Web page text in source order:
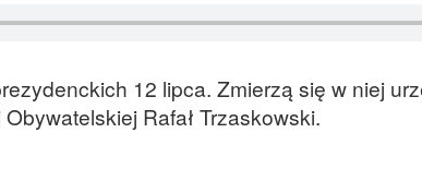
12 lipca. Zmierzą się w niej
Rafał Trzaskowski.